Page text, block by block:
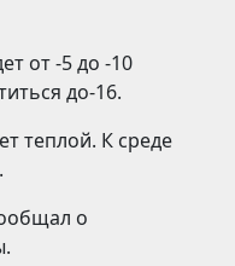
от -5 до -10
до-16.
теплой. К среде
о